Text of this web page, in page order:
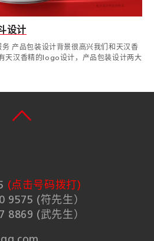
设计
产品包装设计背景很高兴我们和天汉香
天汉香精的logo设计，产品包装设计两大
(点击号码拨打)
9575 (符先生）
8869 (武先生）